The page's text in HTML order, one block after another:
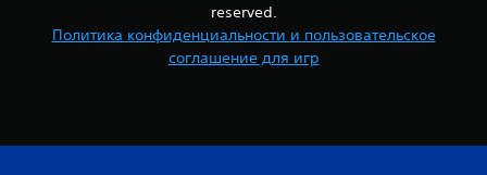
reserved.
Политика конфиденциальности и пользовательское
соглашение для игр